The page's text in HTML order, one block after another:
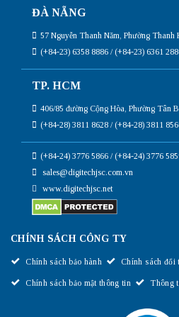
ĐÀ NẴNG
57 Nguyễn Thanh Năm, Phường Thanh
(+84-23) 6358 8886 / (+84-23) 6361
TP. HCM
406/85 đường Cộng Hòa, Phường Tân
(+84-28) 3811 8628 / (+84-28) 3811
(+84-24) 3776 5866 / (+84-24) 3776
sales@digitechjsc.com.vn
www.digitechjsc.net
CHÍNH SÁCH CÔNG TY
Chính sách bảo hành Chính sách đổi
Chính sách bảo mật thông tin Thông